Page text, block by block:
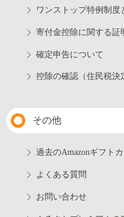
ワンストップ特例制度
寄付金控除に関する証
確定申告について
控除の確認（住民税決
その他
過去のAmazonギフト
よくある質問
お問い合わせ